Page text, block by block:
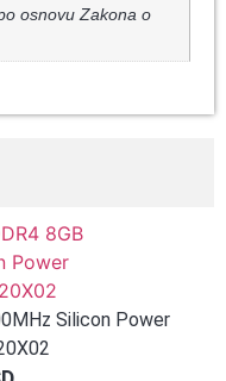
osnovu Zakona o
Silicon Power